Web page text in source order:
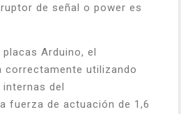
de señal o power es
Arduino, el
utilizando
del
fuerza de actuación de 1,6